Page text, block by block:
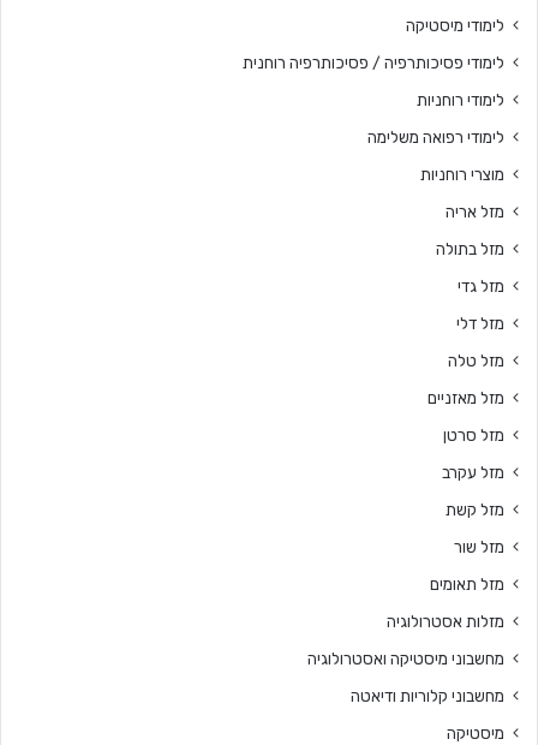
לימודי מיסטיקה
לימודי פסיכותרפיה / פסיכותרפיה רוחנית
לימודי רוחניות
לימודי רפואה משלימה
מוצרי רוחניות
מזל אריה
מזל בתולה
מזל גדי
מזל דלי
מזל טלה
מזל מאזניים
מזל סרטן
מזל עקרב
מזל קשת
מזל שור
מזל תאומים
מזלות אסטרולוגיה
מחשבוני מיסטיקה ואסטרולוגיה
מחשבוני קלוריות ודיאטה
מיסטיקה